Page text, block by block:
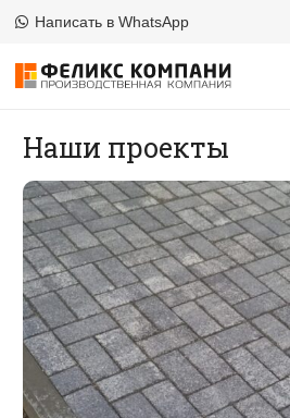
Написать в WhatsApp
Наши проекты